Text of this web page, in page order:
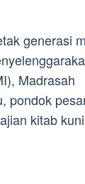
generasi
Madrasah
pondok
kitab